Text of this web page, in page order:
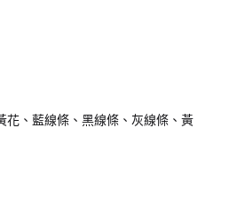
花、藍線條、黑線條、灰線條、黃